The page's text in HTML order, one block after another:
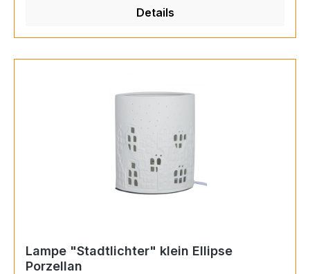
Details
Lampe "Stadtlichter" klein Ellipse
Porzellan